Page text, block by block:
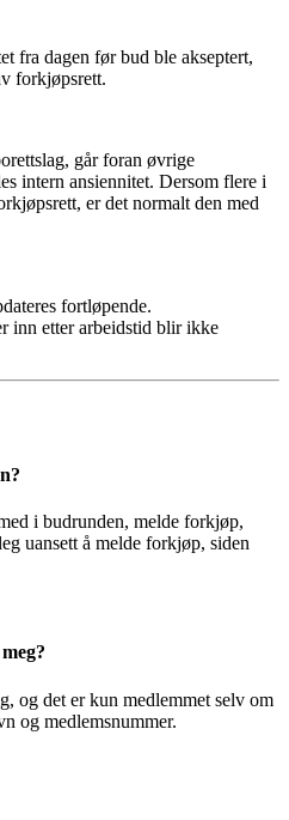
fra dagen før bud ble akseptert,
forkjøpsrett.
går foran øvrige
intern ansiennitet. Dersom flere i
er det normalt den med
fortløpende.
inn etter arbeidstid blir ikke
i budrunden, melde forkjøp,
uansett å melde forkjøp, siden
og det er kun medlemmet selv om
og medlemsnummer.